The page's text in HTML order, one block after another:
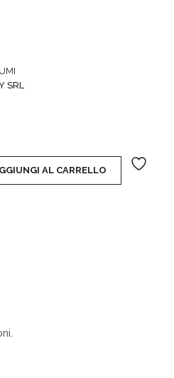
SRL
- EDT 50 ML quantity
AL CARRELLO